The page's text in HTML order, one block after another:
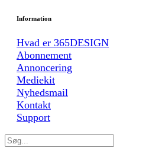
Information
Hvad er 365DESIGN
Abonnement
Annoncering
Mediekit
Nyhedsmail
Kontakt
Support